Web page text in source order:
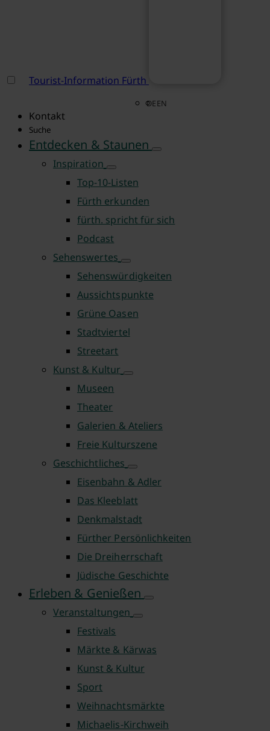
Tourist-Information Fürth
DEEN
Kontakt
Suche
Entdecken & Staunen
Inspiration
Top-10-Listen
Fürth erkunden
fürth. spricht für sich
Podcast
Sehenswertes
Sehenswürdigkeiten
Aussichtspunkte
Grüne Oasen
Stadtviertel
Streetart
Kunst & Kultur
Museen
Theater
Galerien & Ateliers
Freie Kulturszene
Geschichtliches
Eisenbahn & Adler
Das Kleeblatt
Denkmalstadt
Fürther Persönlichkeiten
Die Dreiherrschaft
Jüdische Geschichte
Erleben & Genießen
Veranstaltungen
Festivals
Märkte & Kärwas
Kunst & Kultur
Sport
Weihnachtsmärkte
Michaelis-Kirchweih